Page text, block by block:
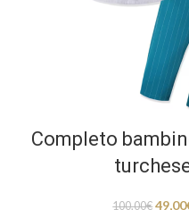
Completo
100,00€ 49,00